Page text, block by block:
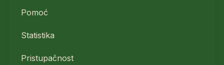
Pomoć
Statistika
Pristupačnost